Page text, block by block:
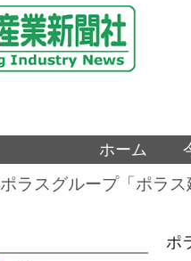
ホーム
ポラスグループ「ポラ
ポ